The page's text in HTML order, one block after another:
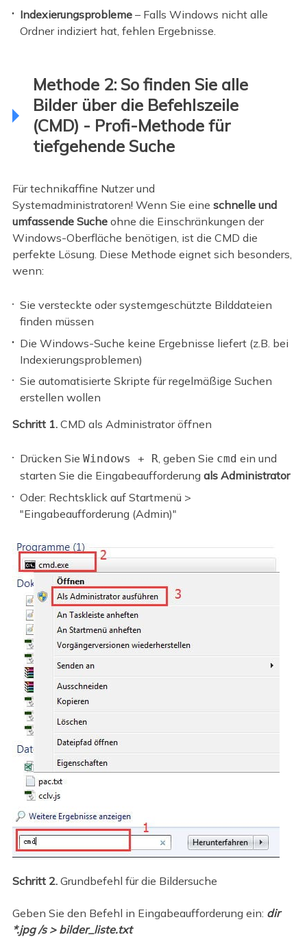
Indexierungsprobleme – Falls Windows nicht alle
Ordner indiziert hat, fehlen Ergebnisse.
Methode 2: So finden Sie alle
Bilder über die Befehlszeile
(CMD) - Profi-Methode für
tiefgehende Suche
Für technikaffine Nutzer und
Systemadministratoren! Wenn Sie eine schnelle und
umfassende Sucheohne die Einschränkungen der
Windows-Oberfläche benötigen, ist die CMD die
perfekte Lösung. Diese Methode eignet sich besonders,
wenn:
Sie versteckte oder systemgeschützte Bilddateien
finden müssen
Die Windows-Suche keine Ergebnisse liefert (z.B. bei
Indexierungsproblemen)
Sie automatisierte Skripte für regelmäßige Suchen
erstellen wollen
Schritt 1.CMD als Administrator öffnen
Drücken SieWindows + R, geben Sie cmd ein und
starten Sie die Eingabeaufforderungals Administrator
Oder: Rechtsklick auf Startmenü >
"Eingabeaufforderung (Admin)"
Schritt 2.Grundbefehl für die Bildersuche
Geben Sie den Befehl in Eingabeaufforderung ein: dir
*.jpg /s > bilder_liste.txt